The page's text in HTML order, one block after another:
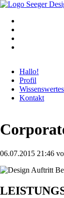
überspringen
Hallo!
Profil
Wissenswertes
Kontakt
06.07.2015 21:46